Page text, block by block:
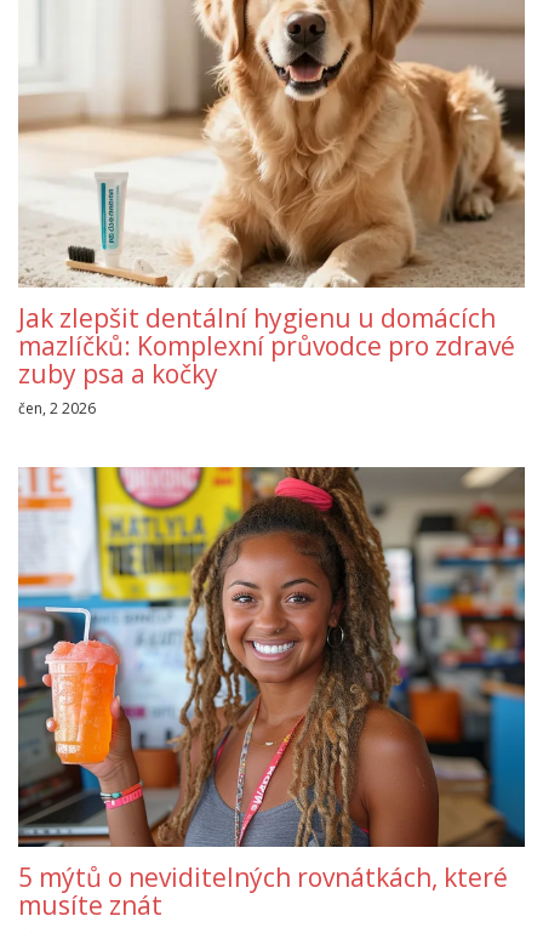
Jak zlepšit dentální hygienu u domácích
mazlíčků: Komplexní průvodce pro zdravé
zuby psa a kočky
čen, 2 2026
5 mýtů o neviditelných rovnátkách, které
musíte znát